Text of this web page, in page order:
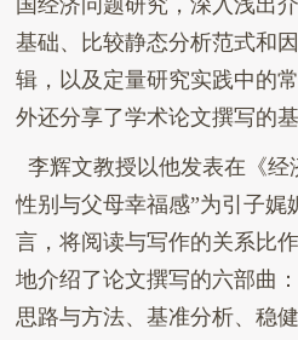
基础、比较静态分析范式和
辑，以及定量研究实践中的
外还分享了学术论文撰写的
李辉文教授以他发表在《经
性别与父母幸福感”为引子娓
言，将阅读与写作的关系比
地介绍了论文撰写的六部曲
思路与方法、基准分析、稳